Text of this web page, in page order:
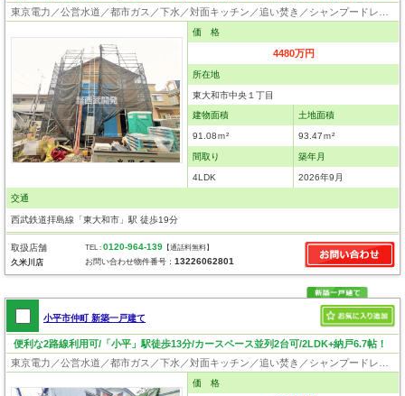
東京電力／公営水道／都市ガス／下水／対面キッチン／追い焚き／シャンプードレッサー／浴室換気乾燥機／ウォシュレット／システムキッチン／食器洗浄乾燥器／浄水器／床下収納／フローリング／クローゼット／フラット35適合証明書
価 格
4480万円
所在地
東大和市中央１丁目
建物面積
91.08ｍ²
土地面積
93.47ｍ²
間取り
4LDK
築年月
2026年9月
交通
西武鉄道拝島線「東大和市」駅 徒歩19分
取扱店舗
久米川店
TEL :0120-964-139 【通話料無料】
お問い合わせ物件番号：13226062801
小平市仲町 新築一戸建て
便利な2路線利用可/「小平」駅徒歩13分/カースペース並列2台可/2LDK+納戸6.7帖！
価 格